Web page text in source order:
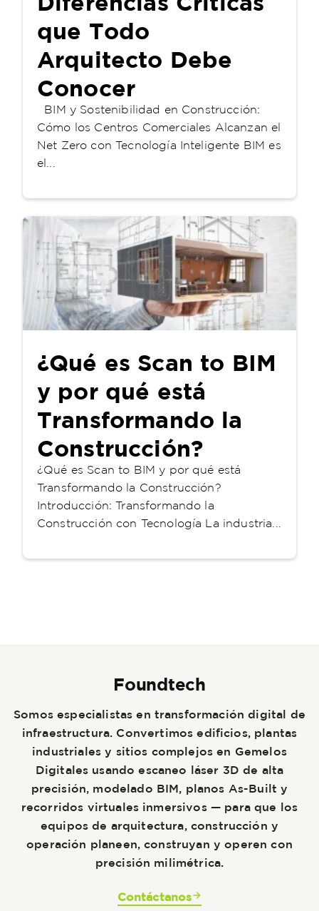
que Todo
Arquitecto Debe
Conocer
BIM y Sostenibilidad en Construcción:
Cómo los Centros Comerciales Alcanzan el
Net Zero con Tecnología Inteligente BIM es
el...
¿Qué es Scan to BIM
y por qué está
Transformando la
Construcción?
¿Qué es Scan to BIM y por qué está
Transformando la Construcción?
Introducción: Transformando la
Construcción con Tecnología La industria...
Foundtech
Somos especialistas en transformación digital de
infraestructura. Convertimos edificios, plantas
industriales y sitios complejos en Gemelos
Digitales usando escaneo láser 3D de alta
precisión, modelado BIM, planos As-Built y
recorridos virtuales inmersivos — para que los
equipos de arquitectura, construcción y
operación planeen, construyan y operen con
precisión milimétrica.
Contáctanos